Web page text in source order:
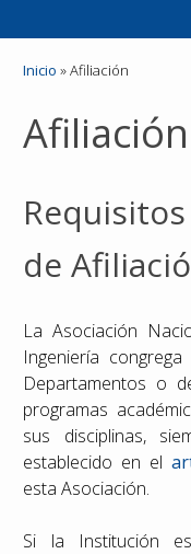
La ANFEI
Organización
Reuniones y
Publicaciones
Afiliación
Inicio »Afiliación
Afiliación
de
La Asociación
Ingeniería
Departamentos o
programas
sus disciplinas,
establecido en el
esta Asociación.
Si la Institución